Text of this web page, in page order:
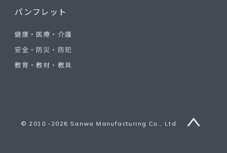
パンフレット
健康・医療・介護
安全・防災・防犯
教育・教材・教具
© 2010 -2026 Sanwa Manufacturing Co., Ltd